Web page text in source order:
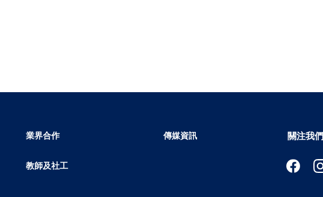
關注我們
業界合作 傳媒資訊
教師及社工